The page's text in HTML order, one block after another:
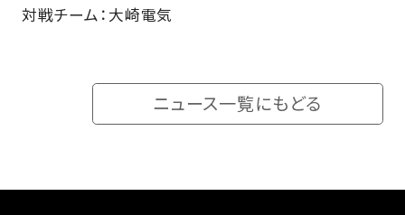
対戦チーム：大崎電気
ニュース一覧にもどる